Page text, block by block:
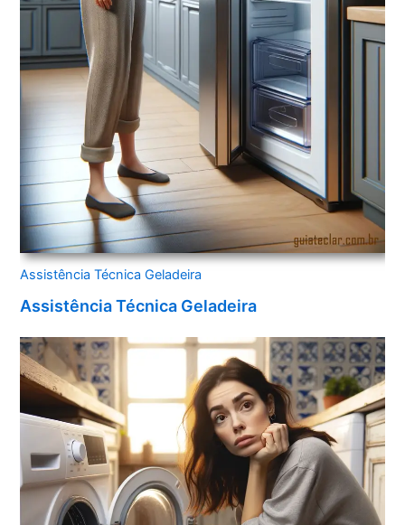
Assistência Técnica Geladeira
Assistência Técnica Geladeira